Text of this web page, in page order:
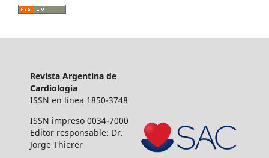
Revista Argentina de
Cardiología
ISSN en línea 1850-3748
ISSN impreso 0034-7000
Editor responsable: Dr.
Jorge Thierer